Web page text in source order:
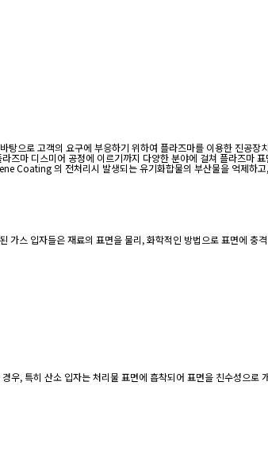
탕으로 고객의 요구에 부응하기 위하여 플라즈마를 이용한 진공장
즈마 디스미어 공정에 이르기까지 다양한 분야에 걸쳐 플라즈마
Coating 의 전처리시 발생되는 유기화합물의 부산물을 억제하
가스 입자들은 재료의 표면을 물리, 화학적인 방법으로 표면에 충
우, 특히 산소 입자는 처리물 표면에 흡착되어 표면을 친수성으로